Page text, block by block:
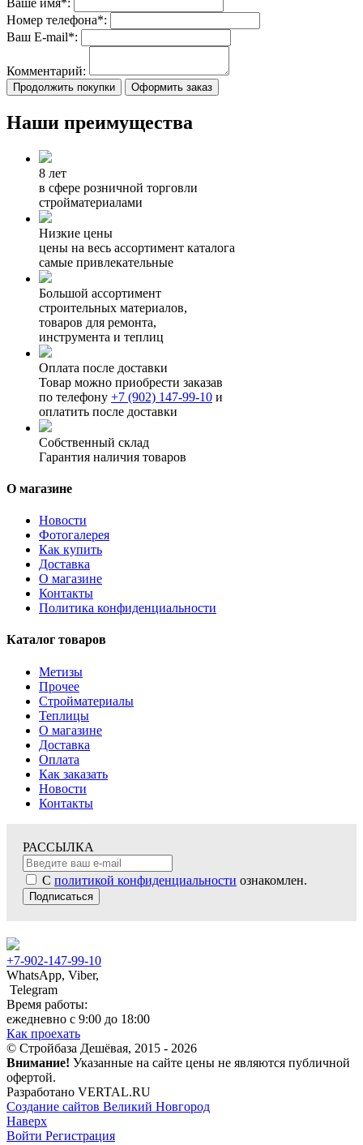
Номер телефона*:
Ваш E-mail*:
Комментарий:
Продолжить покупки Оформить заказ
Наши преимущества
8 лет
в сфере розничной торговли
стройматериалами
Низкие цены
цены на весь ассортимент каталога
самые привлекательные
Большой ассортимент
строительных материалов,
товаров для ремонта,
инструмента и теплиц
Оплата после доставки
Товар можно приобрести заказав
по телефону +7 (902) 147-99-10 и
оплатить после доставки
Собственный склад
Гарантия наличия товаров
О магазине
Новости
Фотогалерея
Как купить
Доставка
О магазине
Контакты
Политика конфиденциальности
Каталог товаров
Метизы
Прочее
Стройматериалы
Теплицы
О магазине
Доставка
Оплата
Как заказать
Новости
Контакты
РАССЫЛКА
С политикой конфиденциальности ознакомлен.
Подписаться
+7-902-147-99-10
WhatsApp, Viber,
Telegram
Время работы:
ежедневно с 9:00 до 18:00
Как проехать
© Стройбаза Дешёвая, 2015 - 2026
Внимание! Указанные на сайте цены не являются публичной
офертой.
Разработано VERTAL.RU
Создание сайтов Великий Новгород
Наверх
Войти Регистрация